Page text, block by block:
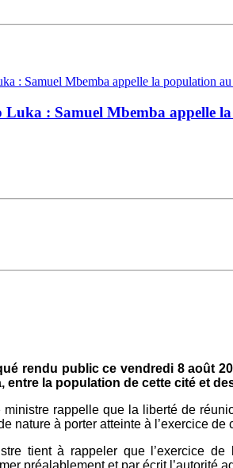
: Samuel Mbemba appelle
rendu public ce vendredi 8 août
entre la population de cette cité et
rappelle que la liberté de
nature à porter atteinte à l’exercice de
tient à rappeler que l’exercice
préalablement et par écrit l’autorité